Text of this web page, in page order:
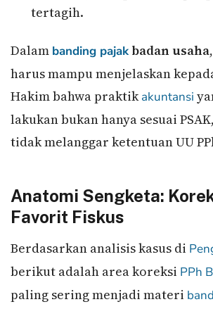
tertagih.
Dalam banding pajak badan usaha,
harus mampu menjelaskan
Hakim bahwa praktikakuntansi
lakukan bukan hanya sesuai
tidak melanggar ketentuan UU
Anatomi Sengketa:
Favorit Fiskus
Berdasarkan analisis kasus di
berikut adalah area koreksi PPh
paling sering menjadi materi